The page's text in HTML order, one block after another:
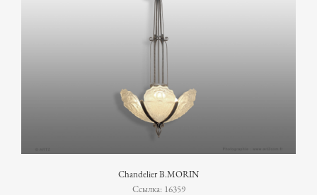
Chandelier B.MORIN
Ссылка: 16359